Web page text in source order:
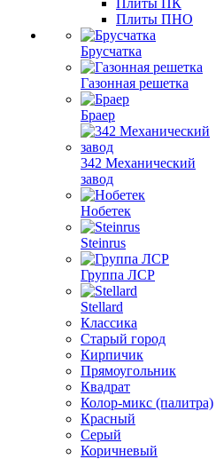
Плиты ПК
Плиты ПНО
Брусчатка
Газонная решетка
Браер
342 Механический
завод
Нобетек
Steinrus
Группа ЛСР
Stellard
Классика
Старый город
Кирпичик
Прямоугольник
Квадрат
Колор-микс (палитра)
Красный
Серый
Коричневый